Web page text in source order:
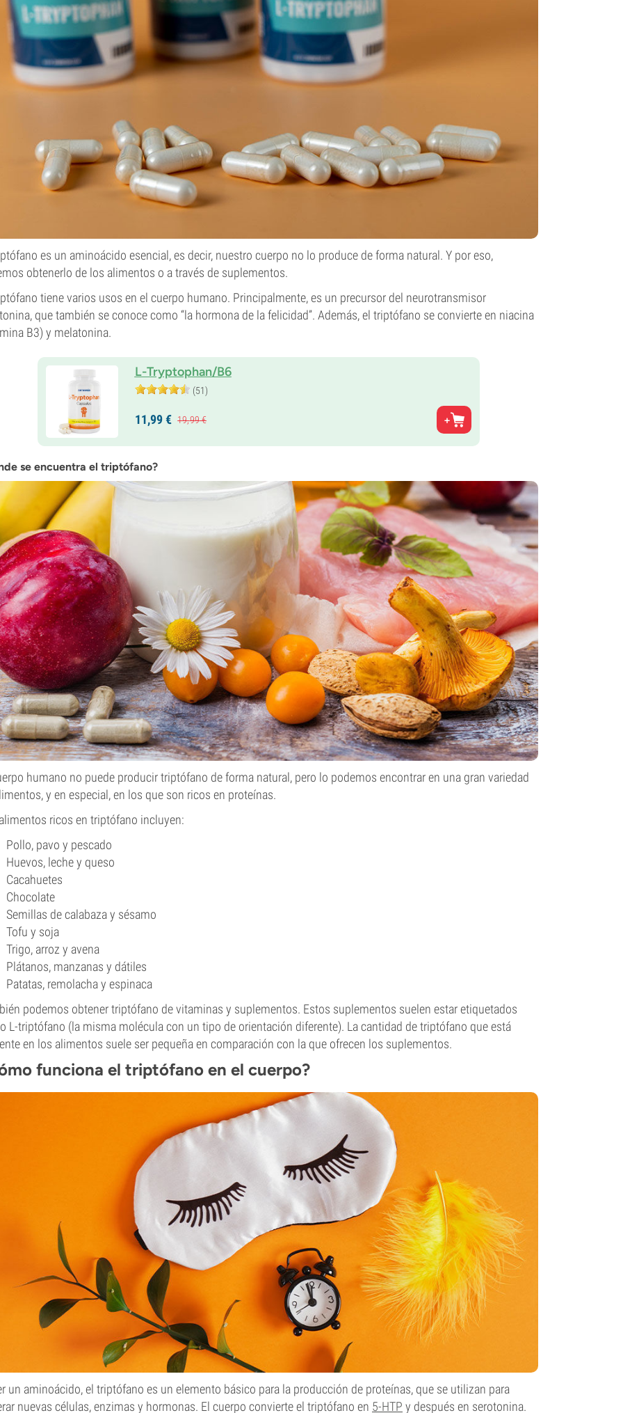
es un aminoácido esencial, es decir, nuestro cuerpo no lo produce de forma natural. Y por eso,
obtenerlo de los alimentos o a través de suplementos.
tiene varios usos en el cuerpo humano. Principalmente, es un precursor del neurotransmisor
que también se conoce como “la hormona de la felicidad”. Además, el triptófano se convierte en niacina
B3) y melatonina.
L-Tryptophan/B6
(51)
11,99€ 19,99€
se encuentra el triptófano?
humano no puede producir triptófano de forma natural, pero lo podemos encontrar en una gran variedad
y en especial, en los que son ricos en proteínas.
ricos en triptófano incluyen:
Pollo, pavo y pescado
Huevos, leche y queso
Cacahuetes
Chocolate
Semillas de calabaza y sésamo
Tofu y soja
Trigo, arroz y avena
Plátanos, manzanas y dátiles
Patatas, remolacha y espinaca
podemos obtener triptófano de vitaminas y suplementos. Estos suplementos suelen estar etiquetados
L-triptófano (la misma molécula con un tipo de orientación diferente). La cantidad de triptófano que está
en los alimentos suele ser pequeña en comparación con la que ofrecen los suplementos.
funciona el triptófano en el cuerpo?
un aminoácido, el triptófano es un elemento básico para la producción de proteínas, que se utilizan para
nuevas células, enzimas y hormonas. El cuerpo convierte el triptófano en 5-HTP y después en serotonina.